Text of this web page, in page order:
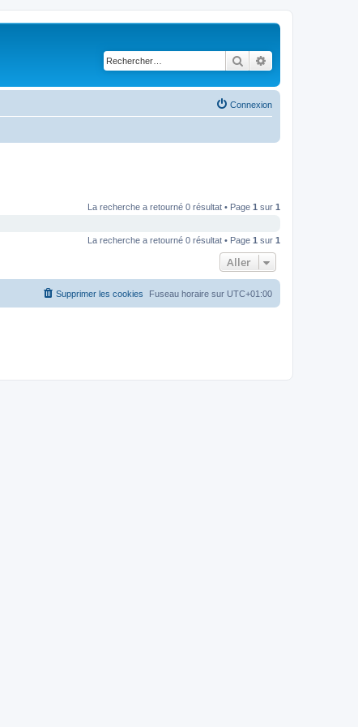
Rechercher
Connexion
La recherche a retourné 0 résultat • Page 1 sur 1
La recherche a retourné 0 résultat • Page 1 sur 1
Aller
Fuseau horaire sur UTC+01:00
Supprimer les cookies